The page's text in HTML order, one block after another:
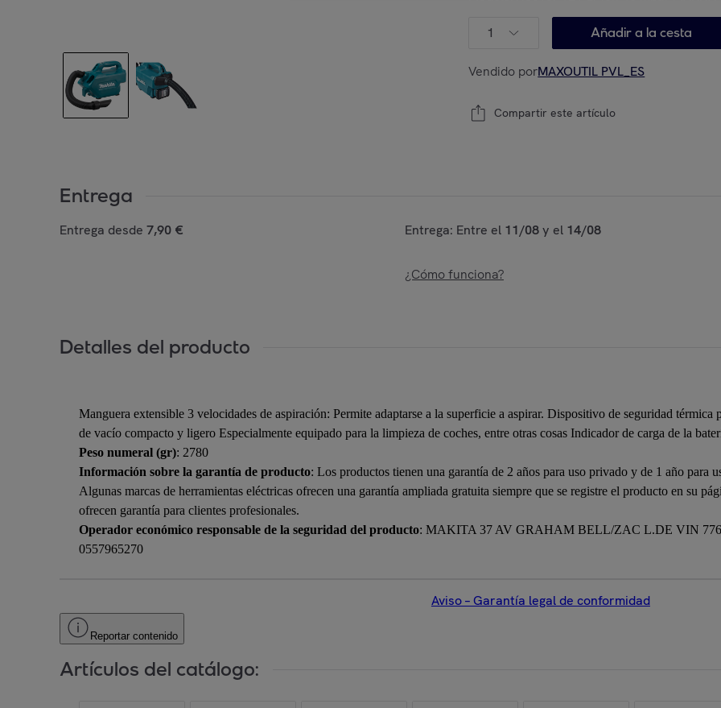
1 Añadir a la cesta
Vendido porMAXOUTIL PVL_ES
Compartir este artículo
Entrega
Entrega desde 7,90 € Entrega: Entre el 11/08y el 14/08
¿Cómo funciona?
Detalles del producto
Manguera extensible 3 velocidades de aspiración: Permite adaptarse a la superficie a aspirar. Dispositivo de seguridad
de vacío compacto y ligero Especialmente equipado para la limpieza de coches, entre otras cosas Indicador de carga de la
Peso numeral (gr): 2780
Información sobre la garantía de producto: Los productos tienen una garantía de 2 años para uso privado y de 1 año para
Algunas marcas de herramientas eléctricas ofrecen una garantía ampliada gratuita siempre que se registre el producto en su
ofrecen garantía para clientes profesionales.
Operador económico responsable de la seguridad del producto: MAKITA 37 AV GRAHAM BELL/ZAC L.DE VIN
0557965270
Aviso – Garantía legal de conformidad
Reportar contenido
Artículos del catálogo: